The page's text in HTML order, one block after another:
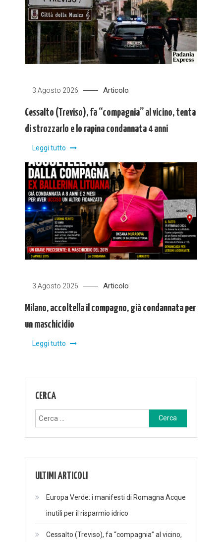
3 Agosto 2026 Articolo
Cessalto (Treviso), fa “compagnia” al vicino, tenta
di strozzarlo e lo rapina condannata 4 anni
Leggi tutto
3 Agosto 2026 Articolo
Milano, accoltella il compagno, già condannata per
un maschicidio
Leggi tutto
CERCA
Ricerca
per:
ULTIMI ARTICOLI
Europa Verde: i manifesti di Romagna Acque
inutili per il risparmio idrico
Cessalto (Treviso), fa “compagnia” al vicino,